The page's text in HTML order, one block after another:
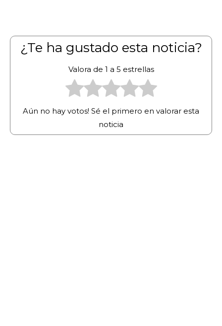
¿Te ha gustado esta noticia?
Valora de 1 a 5 estrellas
Aún no hay votos! Sé el primero en valorar esta
noticia